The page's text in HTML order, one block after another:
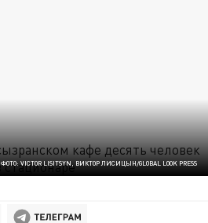
ФОТО: VICTOR LISITSYN, ВИКТОР ЛИСИЦЫН/GLOBAL LOOK PRESS